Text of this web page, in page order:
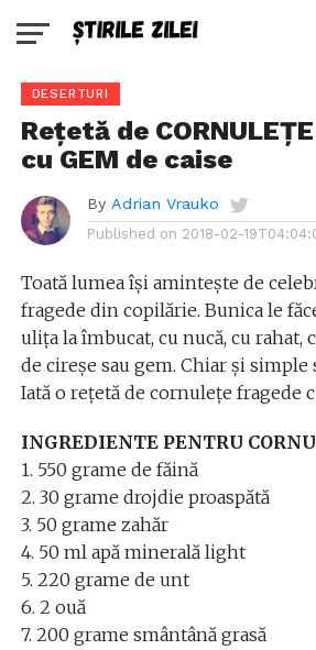
DESERTURI
Rețetă de CORNULEȚE
cu GEM de caise
By Adrian Vrauko
Published on 2018-02-
Toată lumea își amintește de
fragede din copilărie. Bunica le
ulița la îmbucat, cu nucă, cu rahat,
de cireșe sau gem. Chiar și simple
Iată o rețetă de cornulețe fragede
INGREDIENTE PENTRU
1. 550 grame de făină
2. 30 grame drojdie proaspătă
3. 50 grame zahăr
4. 50 ml apă minerală light
5. 220 grame de unt
6. 2 ouă
7. 200 grame smântână grasă